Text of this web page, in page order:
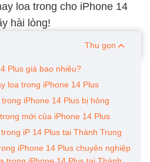
loa trong cho iPhone 14
hài lòng!
Thu gọn
Plus giá bao nhiêu?
loa trong iPhone 14 Plus
iPhone 14 Plus bị hỏng
mới của iPhone 14 Plus
iP 14 Plus tại Thành Trung
iPhone 14 Plus chuyên nghiệp